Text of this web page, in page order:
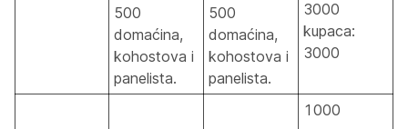
500
domaćina,
kohostova i
panelista.
500
domaćina,
kohostova i
panelista.
3000
kupaca:
3000
1000